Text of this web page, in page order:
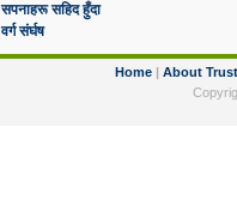
सपनाहरू सहिद हुँदा
वर्ग संर्घष
Home| About Trust